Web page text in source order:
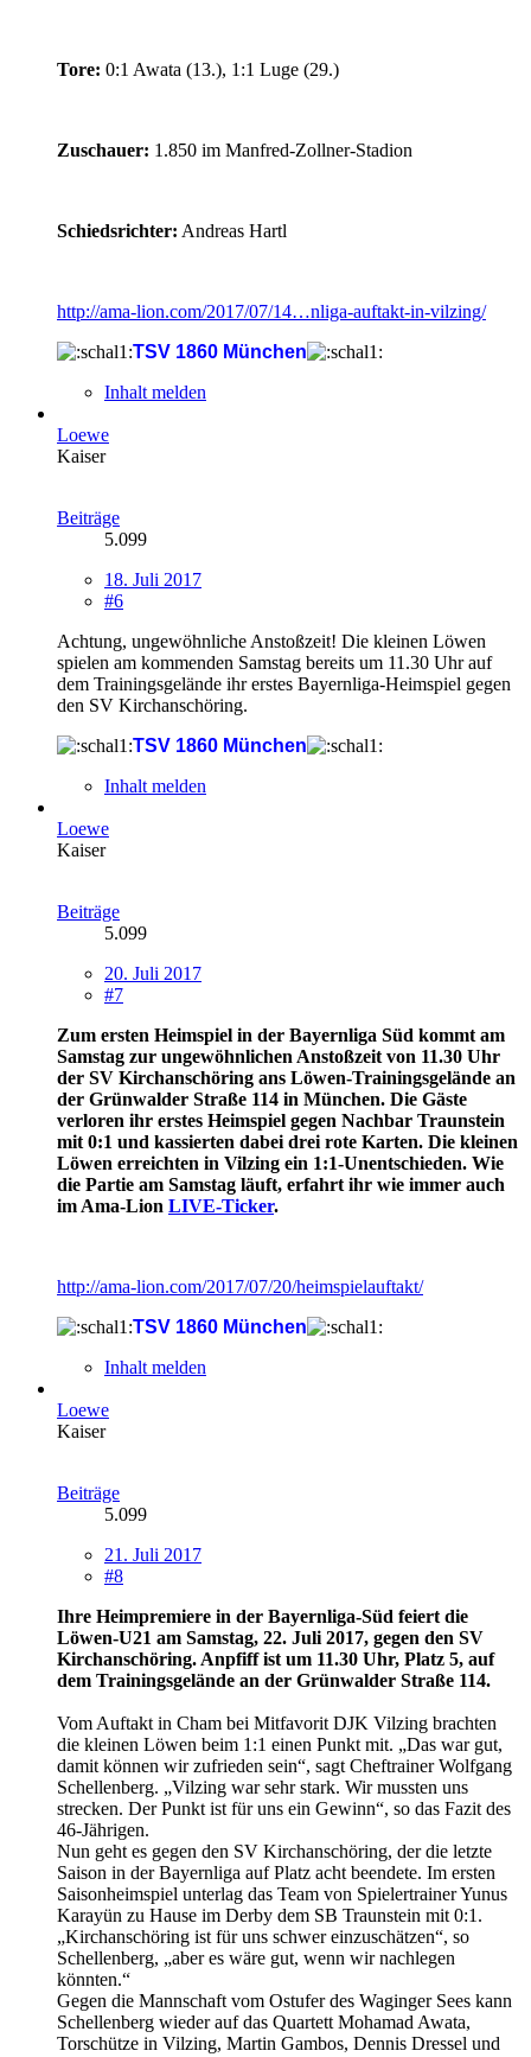
Tore: 0:1 Awata (13.), 1:1 Luge (29.)
Zuschauer: 1.850 im Manfred-Zollner-Stadion
Schiedsrichter: Andreas Hartl
http://ama-lion.com/2017/07/14…nliga-auftakt-in-vilzing/
TSV 1860 München
Inhalt melden
Loewe
Kaiser
Beiträge
5.099
18. Juli 2017
#6
Achtung, ungewöhnliche Anstoßzeit! Die kleinen Löwen
spielen am kommenden Samstag bereits um 11.30 Uhr auf
dem Trainingsgelände ihr erstes Bayernliga-Heimspiel gegen
den SV Kirchanschöring.
TSV 1860 München
Inhalt melden
Loewe
Kaiser
Beiträge
5.099
20. Juli 2017
#7
Zum ersten Heimspiel in der Bayernliga Süd kommt am
Samstag zur ungewöhnlichen Anstoßzeit von 11.30 Uhr
der SV Kirchanschöring ans Löwen-Trainingsgelände an
der Grünwalder Straße 114 in München. Die Gäste
verloren ihr erstes Heimspiel gegen Nachbar Traunstein
mit 0:1 und kassierten dabei drei rote Karten. Die kleinen
Löwen erreichten in Vilzing ein 1:1-Unentschieden. Wie
die Partie am Samstag läuft, erfahrt ihr wie immer auch
im Ama-Lion LIVE-Ticker.
http://ama-lion.com/2017/07/20/heimspielauftakt/
TSV 1860 München
Inhalt melden
Loewe
Kaiser
Beiträge
5.099
21. Juli 2017
#8
Ihre Heimpremiere in der Bayernliga-Süd feiert die
Löwen-U21 am Samstag, 22. Juli 2017, gegen den SV
Kirchanschöring. Anpfiff ist um 11.30 Uhr, Platz 5, auf
dem Trainingsgelände an der Grünwalder Straße 114.
Vom Auftakt in Cham bei Mitfavorit DJK Vilzing brachten
die kleinen Löwen beim 1:1 einen Punkt mit. „Das war gut,
damit können wir zufrieden sein“, sagt Cheftrainer Wolfgang
Schellenberg. „Vilzing war sehr stark. Wir mussten uns
strecken. Der Punkt ist für uns ein Gewinn“, so das Fazit des
46-Jährigen.
Nun geht es gegen den SV Kirchanschöring, der die letzte
Saison in der Bayernliga auf Platz acht beendete. Im ersten
Saisonheimspiel unterlag das Team von Spielertrainer Yunus
Karayün zu Hause im Derby dem SB Traunstein mit 0:1.
„Kirchanschöring ist für uns schwer einzuschätzen“, so
Schellenberg, „aber es wäre gut, wenn wir nachlegen
könnten.“
Gegen die Mannschaft vom Ostufer des Waginger Sees kann
Schellenberg wieder auf das Quartett Mohamad Awata,
Torschütze in Vilzing, Martin Gambos, Dennis Dressel und